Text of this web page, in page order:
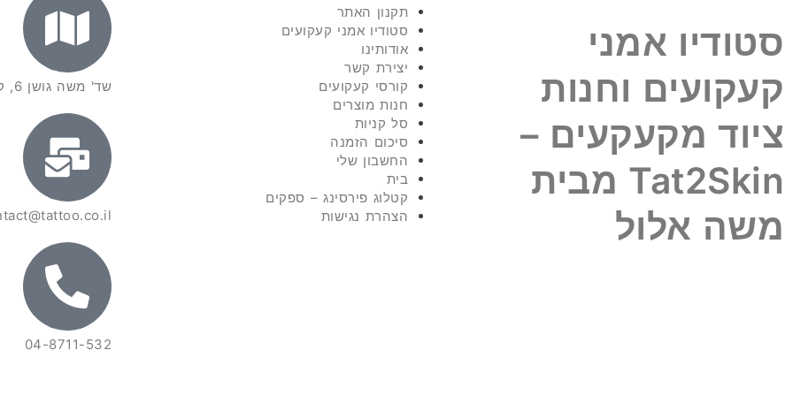
סטודיו אמני
קעקועים וחנות
ציוד מקעקעים –
Tat2Skin מבית
משה אלול
תקנון האתר
סטודיו אמני קעקועים
אודותינו
יצירת קשר
קורסי קעקועים
חנות מוצרים
סל קניות
סיכום הזמנה
החשבון שלי
בית
קטלוג פירסינג – ספקים
הצהרת נגישות
שד' משה גושן 6, קרית מוצקין
04-8711-532